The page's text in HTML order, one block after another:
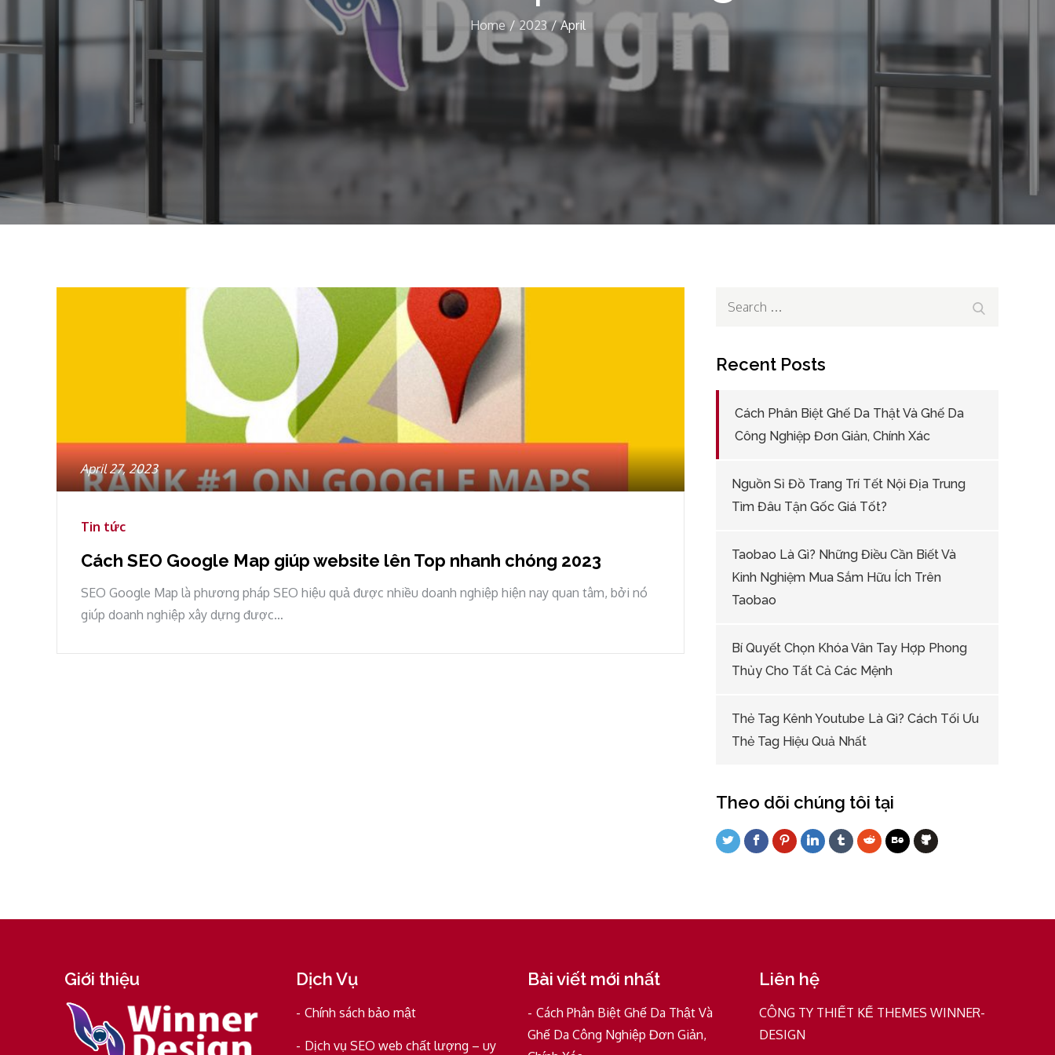
Home 2023 April
Posted
on
April 27, 2023
Tin tức
Cách SEO Google Map giúp website lên Top nhanh chóng 2023
SEO Google Map là phương pháp SEO hiệu quả được nhiều doanh nghiệp hiện nay quan tâm, bởi nó
giúp doanh nghiệp xây dựng được…
Search
Recent Posts
Cách Phân Biệt Ghế Da Thật Và Ghế Da
Công Nghiệp Đơn Giản, Chính Xác
Nguồn Sỉ Đồ Trang Trí Tết Nội Địa Trung
Tìm Đâu Tận Gốc Giá Tốt?
Taobao Là Gì? Những Điều Cần Biết Và
Kinh Nghiệm Mua Sắm Hữu Ích Trên
Taobao
Bí Quyết Chọn Khóa Vân Tay Hợp Phong
Thủy Cho Tất Cả Các Mệnh
Thẻ Tag Kênh Youtube Là Gì? Cách Tối Ưu
Thẻ Tag Hiệu Quả Nhất
Theo dõi chúng tôi tại
Giới thiệu Dịch Vụ
Chính sách bảo mật
Dịch vụ SEO web chất lượng – uy
Bài viết mới nhất
Cách Phân Biệt Ghế Da Thật Và
Ghế Da Công Nghiệp Đơn Giản,
Liên hệ
CÔNG TY THIẾT KẾ THEMES WINNER-
DESIGN